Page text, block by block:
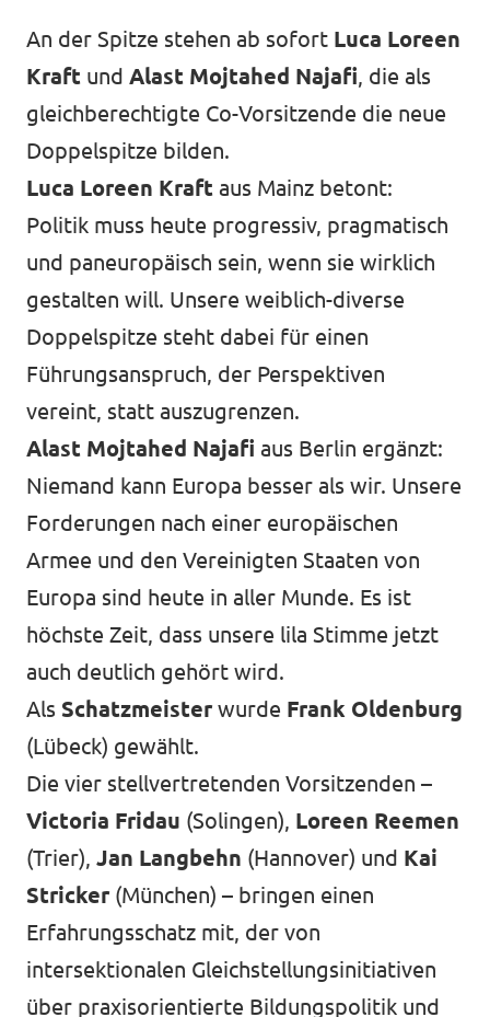
An der Spitze stehen ab sofort Luca Loreen
Kraft und Alast Mojtahed Najafi, die als
gleichberechtigte Co-Vorsitzende die neue
Doppelspitze bilden.
Luca Loreen Kraft aus Mainz betont:
Politik muss heute progressiv, pragmatisch
und paneuropäisch sein, wenn sie wirklich
gestalten will. Unsere weiblich-diverse
Doppelspitze steht dabei für einen
Führungsanspruch, der Perspektiven
vereint, statt auszugrenzen.
Alast Mojtahed Najafi aus Berlin ergänzt:
Niemand kann Europa besser als wir. Unsere
Forderungen nach einer europäischen
Armee und den Vereinigten Staaten von
Europa sind heute in aller Munde. Es ist
höchste Zeit, dass unsere lila Stimme jetzt
auch deutlich gehört wird.
Als Schatzmeisterwurde Frank Oldenburg
(Lübeck) gewählt.
Die vier stellvertretenden Vorsitzenden –
Victoria Fridau (Solingen), Loreen Reemen
(Trier), Jan Langbehn (Hannover) und Kai
Stricker(München) – bringen einen
Erfahrungsschatz mit, der von
intersektionalen Gleichstellungsinitiativen
über praxisorientierte Bildungspolitik und